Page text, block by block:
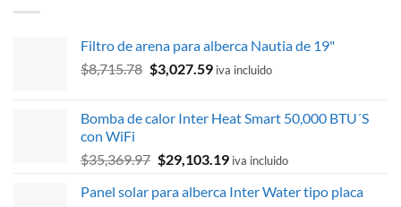
Filtro de arena para alberca Nautia de 19"
$8,715.78 El
era:
$3,027.59El
es:
iva incluido
Bomba de calor Inter Heat Smart 50,000 BTU´S
con WiFi
$35,369.97 El
original
$29,103.19El
actual
iva incluido
Panel solar para alberca Inter Water tipo placa